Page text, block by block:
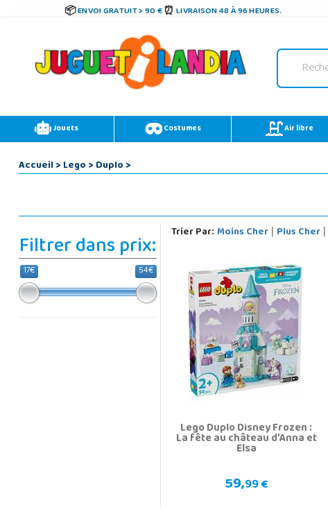
ENVOI GRATUIT > 90 € LIVRAISON 48 À 96 HEURES.
Jouets Costumes Air libre
Accueil>Lego>Duplo>
Filtrer dans prix:
17€ 54€
Trier Par: Moins Cher| Plus Cher|
Lego Duplo Disney Frozen :
La fête au château d'Anna et
Elsa
59,99 €